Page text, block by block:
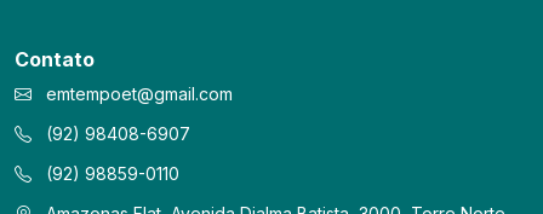
Contato
emtempoet@gmail.com
(92) 98408-6907
(92) 98859-0110